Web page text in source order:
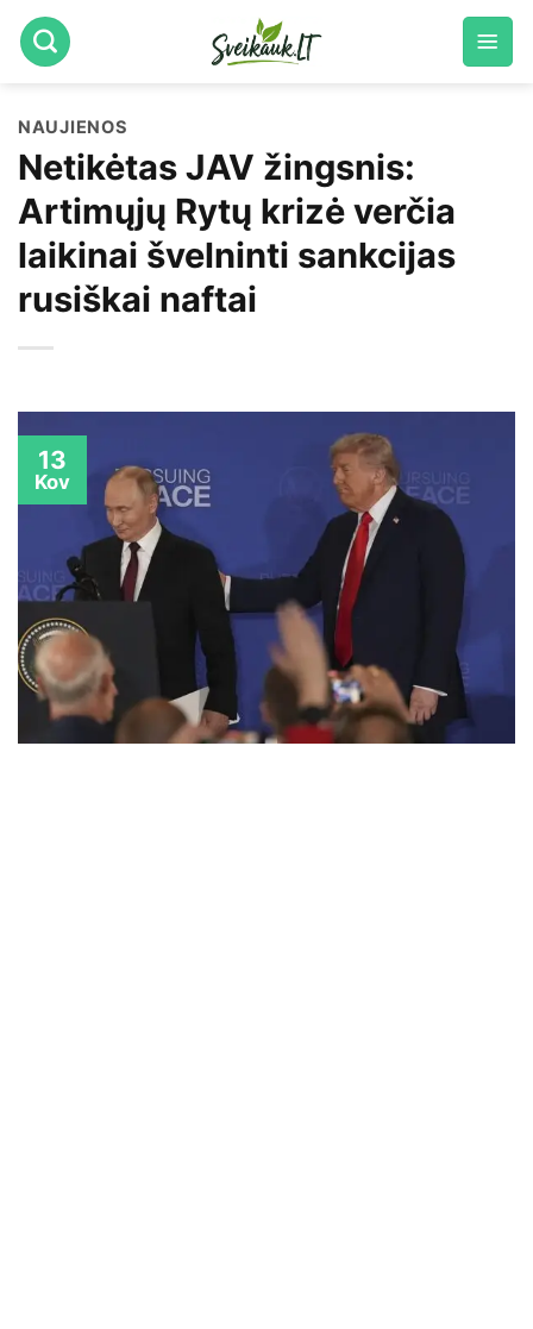
Skip
to
NAUJIENOS
Netikėtas JAV žingsnis:
Artimųjų Rytų krizė verčia
laikinai švelninti sankcijas
rusiškai naftai
13
Kov